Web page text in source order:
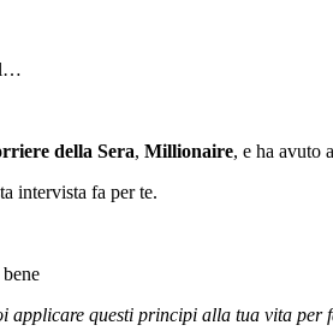
della Sera, Millionaire, e ha avuto
intervista fa per te.
applicare questi principi alla tua vita per